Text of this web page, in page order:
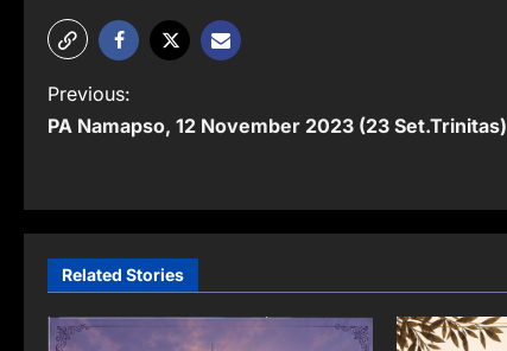
P
o
t
n
a
Previous:
PA Namapso, 12 November 2023 (23 Set.Trinitas)
Related Stories